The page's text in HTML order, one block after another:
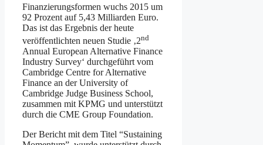
Finanzierungsformen wuchs 2015 um
92 Prozent auf 5,43 Milliarden Euro.
Das ist das Ergebnis der heute
veröffentlichten neuen Studie ‚2nd
Annual European Alternative Finance
Industry Survey‘ durchgeführt vom
Cambridge Centre for Alternative
Finance an der University of
Cambridge Judge Business School,
zusammen mit KPMG und unterstützt
durch die CME Group Foundation.
Der Bericht mit dem Titel “Sustaining